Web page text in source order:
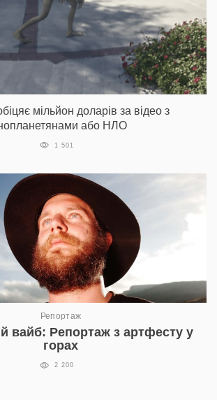
мільйон доларів за відео з
або НЛО
1 501
Репортаж
вайб: Репортаж з артфесту у
горах
2 200